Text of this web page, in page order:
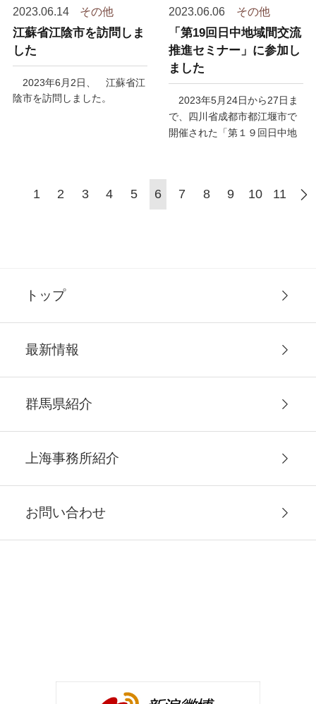
2023.06.14 その他
江蘇省江陰市を訪問しま
した
2023年6月2日、 江蘇省江
陰市を訪問しました。
2023.06.06 その他
「第19回日中地域間交流
推進セミナー」に参加し
ました
2023年5月24日から27日ま
で、四川省成都市都江堰市で
開催された「第１９回日中地
1 2 3 4 5 6 7 8 9 10 11
トップ
最新情報
群馬県紹介
上海事務所紹介
お問い合わせ